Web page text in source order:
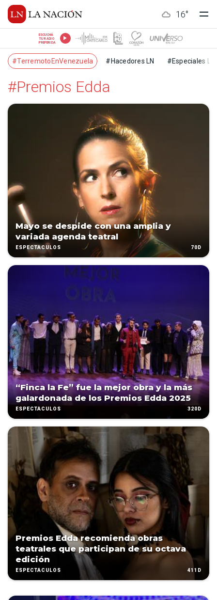
16°
ESCUCHÁ
TU RADIO
PREFERIDA
#TerremotoEnVenezuela #Hacedores LN #Especiales LN
#Premios Edda
Mayo se despide con una amplia y
variada agenda teatral
ESPECTÁCULOS 70D
“Finca la Fe” fue la mejor obra y la más
galardonada de los Premios Edda 2025
ESPECTÁCULOS 320D
Premios Edda recomienda obras
teatrales que participan de su octava
edición
ESPECTÁCULOS 411D